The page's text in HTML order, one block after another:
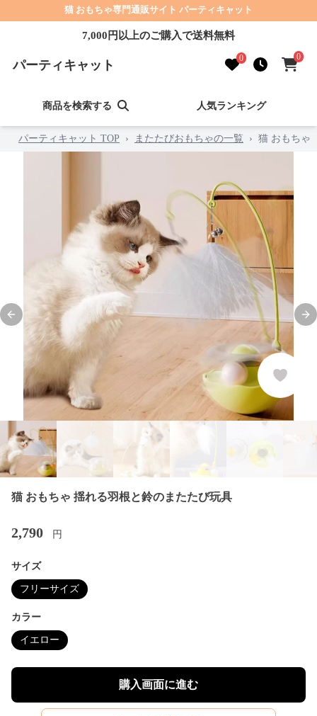
猫 おもちゃ専門通販サイト パーティキャット
7,000円以上のご購入で送料無料
パーティキャット 0 0
商品を検索する 人気ランキング
パーティキャット TOP › またたびおもちゃの一覧 › 猫 おもちゃ
Previous slide
猫 おもちゃ 揺れる羽根と鈴のまたたび玩具
2,790 円
サイズ
フリーサイズ
カラー
イエロー
購入画面に進む